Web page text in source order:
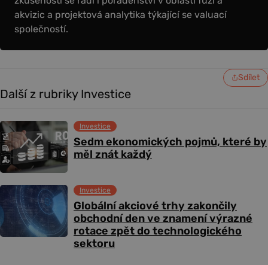
akvizic a projektová analytika týkající se valuací
společností.
Sdílet
Další z rubriky Investice
Sedm ekonomických pojmů, které by
měl znát každý
Investice
Globální akciové trhy zakončily
obchodní den ve znamení výrazné
rotace zpět do technologického
sektoru
Investice